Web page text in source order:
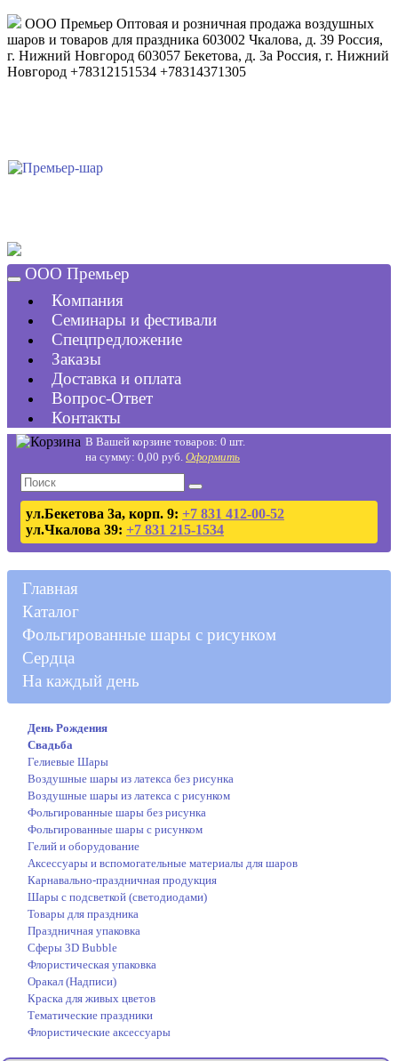
ООО Премьер Оптовая и розничная продажа воздушных
шаров и товаров для праздника 603002 Чкалова, д. 39 Россия,
г. Нижний Новгород 603057 Бекетова, д. 3а Россия, г. Нижний
Новгород +78312151534 +78314371305
ООО Премьер
Компания
Семинары и фестивали
Спецпредложение
Заказы
Доставка и оплата
Вопрос-Ответ
Контакты
В Вашей корзине товаров: 0 шт.
на сумму: 0,00 руб. Оформить
ул.Бекетова 3а, корп. 9: +7 831 412-00-52
ул.Чкалова 39: +7 831 215-1534
Главная
Каталог
Фольгированные шары с рисунком
Сердца
На каждый день
День Рождения
Свадьба
Гелиевые Шары
Воздушные шары из латекса без рисунка
Воздушные шары из латекса с рисунком
Фольгированные шары без рисунка
Фольгированные шары с рисунком
Гелий и оборудование
Аксессуары и вспомогательные материалы для шаров
Карнавально-праздничная продукция
Шары с подсветкой (светодиодами)
Товары для праздника
Праздничная упаковка
Сферы 3D Bubble
Флористическая упаковка
Оракал (Надписи)
Краска для живых цветов
Тематические праздники
Флористические аксессуары